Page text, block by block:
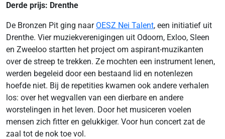
Derde prijs: Drenthe
De Bronzen Pit ging naar OESZ Nei Talent, een initiatief uit
Drenthe. Vier muziekverenigingen uit Odoorn, Exloo, Sleen
en Zweeloo startten het project om aspirant-muzikanten
over de streep te trekken. Ze mochten een instrument lenen,
werden begeleid door een bestaand lid en notenlezen
hoefde niet. Bij de repetities kwamen ook andere verhalen
los: over het wegvallen van een dierbare en andere
worstelingen in het leven. Door het musiceren voelen
mensen zich fitter en gelukkiger. Voor hun concert zat de
zaal tot de nok toe vol.